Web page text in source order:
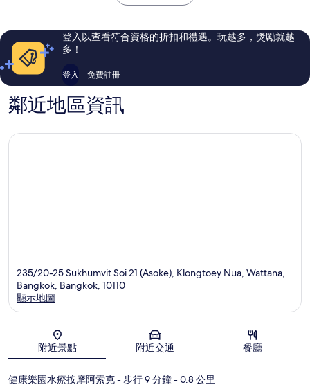
論
論
登入以查看符合資格的折扣和禮遇。玩越多，獎勵就越
多！
登入 免費註冊
鄰近地區資訊
235/20-25 Sukhumvit Soi 21 (Asoke), Klongtoey Nua, Wattana,
Bangkok, Bangkok, 10110
顯示地圖
附近景點 附近交通 餐廳
健康樂園水療按摩阿索克- 步行 9 分鐘- 0.8 公里